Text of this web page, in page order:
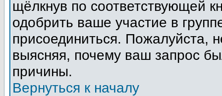
щёлкнув по соответствующей
одобрить ваше участие в
присоединиться. Пожалуйста,
выясняя, почему ваш запрос
причины.
Вернуться к началу